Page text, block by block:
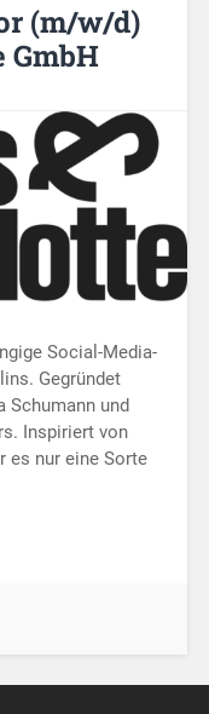
(m/w/d)
GmbH
Social-Media-
Gegründet
Schumann und
Inspiriert von
es nur eine Sorte